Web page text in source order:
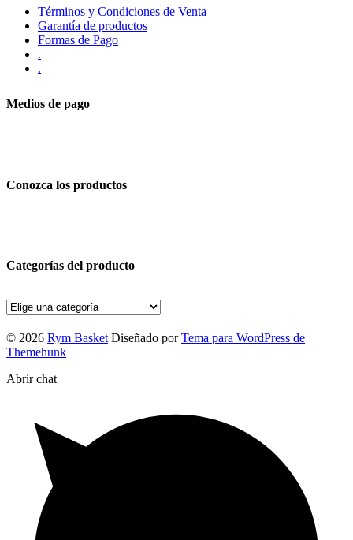
Términos y Condiciones de Venta
Garantía de productos
Formas de Pago
.
.
Medios de pago
Conozca los productos
Categorías del producto
© 2026 Rym Basket Diseñado por Tema para WordPress de
Themehunk
Abrir chat